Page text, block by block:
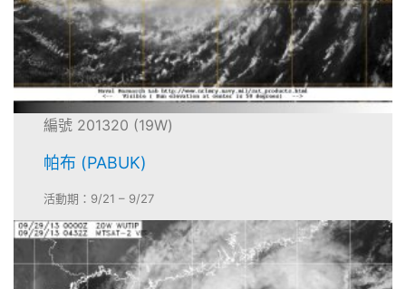
編號 201320 (19W)
帕布 (PABUK)
活動期：9/21 – 9/27